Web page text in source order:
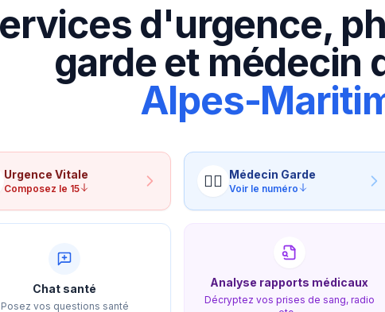
d'urgence,
garde et médecin
Alpes-
Urgence Vitale
Composez le 15 👨‍⚕️ Médecin Garde
Voir le numéro
Chat santé
Posez vos questions santé
Analyse rapports médicaux
Décryptez vos prises de sang, radio